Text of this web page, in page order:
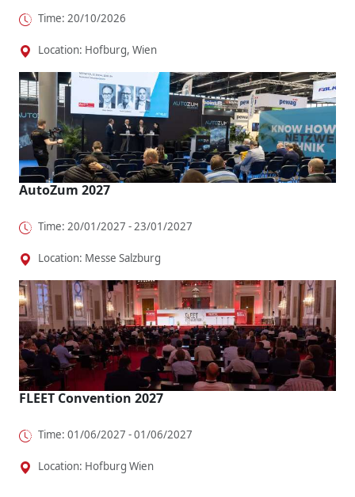
Time: 20/10/2026
Location: Hofburg, Wien
AutoZum 2027
Time: 20/01/2027 - 23/01/2027
Location: Messe Salzburg
FLEET Convention 2027
Time: 01/06/2027 - 01/06/2027
Location: Hofburg Wien